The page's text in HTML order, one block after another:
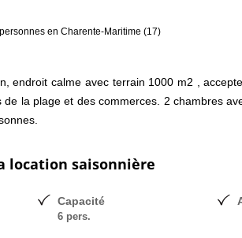
en Charente-Maritime (17)
endroit calme avec terrain 1000 m2 ,
la plage et des commerces. 2 chambres
location saisonnière
Capacité
6 pers.